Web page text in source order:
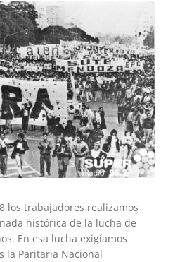
los trabajadores realizamos
histórica de la lucha de
En esa lucha exigíamos
la Paritaria Nacional